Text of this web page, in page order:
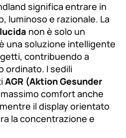
significa entrare in
luminoso e razionale. La
non è solo un
una soluzione intelligente
contribuendo a
ordinato. I sedili
AGR (Aktion Gesunder
comfort anche
il display orientato
la concentrazione e